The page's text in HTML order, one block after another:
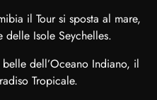
il Tour si sposta al mare,
Isole Seychelles.
dell’Oceano Indiano, il
Tropicale.